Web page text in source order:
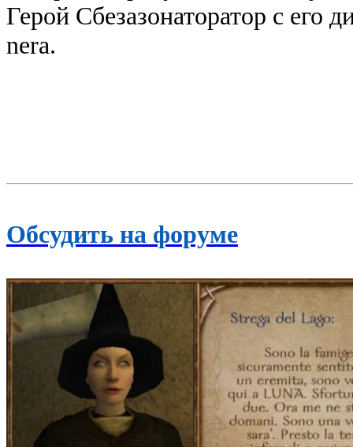
Герой Сбезазонаторатор с его
nera.
Обсудить на форуме